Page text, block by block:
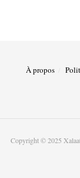
À propos
Copyright © 2025